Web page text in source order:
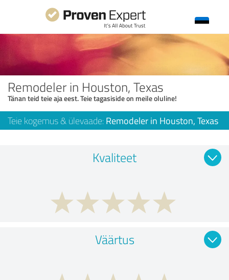
Remodeler in Houston, Texas
Tänan teid teie aja eest. Teie tagasiside on meile oluline!
Teie kogemus & ülevaade: Remodeler in Houston, Texas
Kvaliteet
Väärtus